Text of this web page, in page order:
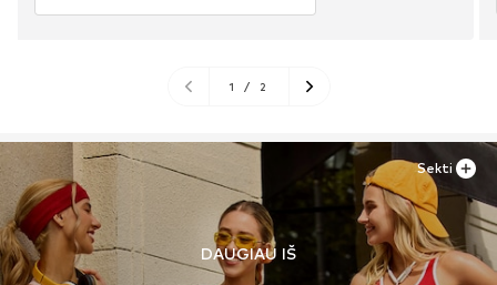
1 / 2
DAUGIAU IŠ
Sekti